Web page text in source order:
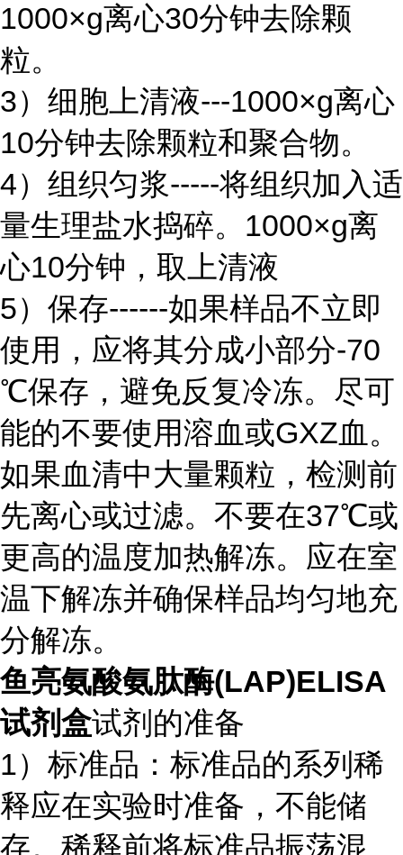
1000×g离心30分钟去除颗
粒。
3）细胞上清液---1000×g离心
10分钟去除颗粒和聚合物。
4）组织匀浆-----将组织加入适
量生理盐水捣碎。1000×g离
心10分钟，取上清液
5）保存------如果样品不立即
使用，应将其分成小部分-70
℃保存，避免反复冷冻。尽可
能的不要使用溶血或GXZ血。
如果血清中大量颗粒，检测前
先离心或过滤。不要在37℃或
更高的温度加热解冻。应在室
温下解冻并确保样品均匀地充
分解冻。
鱼亮氨酸氨肽酶(LAP)ELISA
试剂盒试剂的准备
1）标准品：标准品的系列稀
释应在实验时准备，不能储
存。稀释前将标准品振荡混